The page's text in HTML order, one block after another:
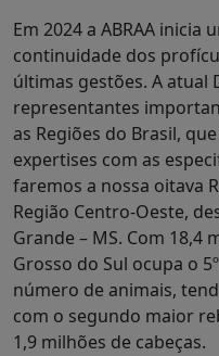
Em 2024 a ABRAA inicia
continuidade dos
últimas gestões. A atual
representantes
as Regiões do Brasil,
expertises com as
faremos a nossa oitava
Região Centro-Oeste,
Grande – MS. Com 18,4
Grosso do Sul ocupa o
número de animais,
com o segundo maior
1,9 milhões de cabeças.